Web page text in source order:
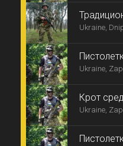
Ukraine,
Ukraine,
Крот
Ukraine,